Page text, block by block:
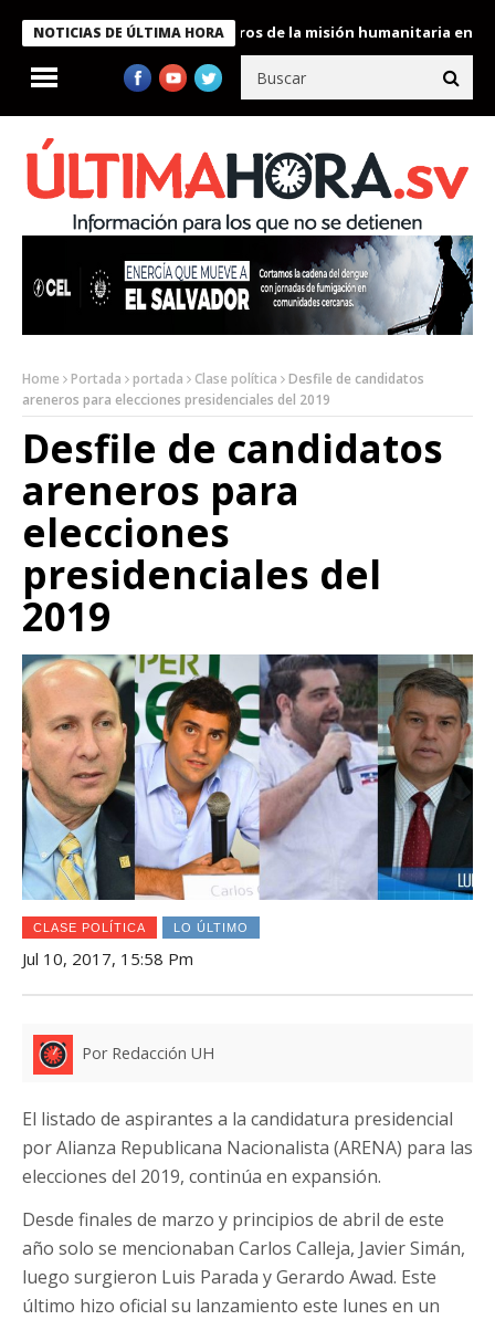
NOTICIAS DE ÚLTIMA HORA
condecora a miembros de la misión humanitaria enviada a
Home Portada portada Clase política
Desfile de candidatos
areneros para elecciones presidenciales del 2019
Desfile de candidatos
areneros para
elecciones
presidenciales del
2019
CLASE POLÍTICA LO ÚLTIMO
Jul 10, 2017, 15:58 Pm
Por Redacción UH
El listado de aspirantes a la candidatura presidencial
por Alianza Republicana Nacionalista (ARENA) para las
elecciones del 2019, continúa en expansión.
Desde finales de marzo y principios de abril de este
año solo se mencionaban Carlos Calleja, Javier Simán,
luego surgieron Luis Parada y Gerardo Awad. Este
último hizo oficial su lanzamiento este lunes en un